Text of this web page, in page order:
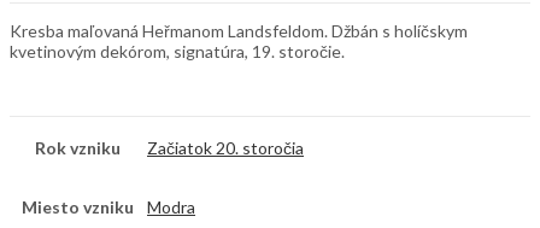
Kresba maľovaná Heřmanom Landsfeldom. Džbán s holíčskym
kvetinovým dekórom, signatúra, 19. storočie.
Rok vzniku Začiatok 20. storočia
Miesto vzniku Modra